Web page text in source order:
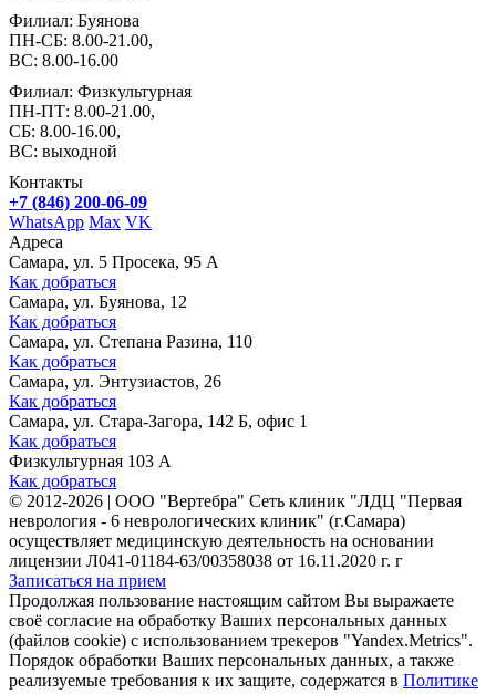
Филиал: Буянова
ПН-СБ: 8.00-21.00,
ВС: 8.00-16.00
Филиал: Физкультурная
ПН-ПТ: 8.00-21.00,
СБ: 8.00-16.00,
ВС: выходной
Контакты
+7 (846) 200-06-09
WhatsApp Max VK
Адреса
Самара, ул. 5 Просека, 95 А
Как добраться
Самара, ул. Буянова, 12
Как добраться
Самара, ул. Степана Разина, 110
Как добраться
Самара, ул. Энтузиастов, 26
Как добраться
Самара, ул. Стара-Загора, 142 Б, офис 1
Как добраться
Физкультурная 103 А
Как добраться
© 2012-2026 | ООО "Вертебра" Сеть клиник "ЛДЦ "Первая
неврология - 6 неврологических клиник" (г.Самара)
осуществляет медицинскую деятельность на основании
лицензии Л041-01184-63/00358038 от 16.11.2020 г. г
Записаться на прием
Продолжая пользование настоящим сайтом Вы выражаете
своё согласие на обработку Ваших персональных данных
(файлов cookie) с использованием трекеров "Yandex.Metrics".
Порядок обработки Ваших персональных данных, а также
реализуемые требования к их защите, содержатся в Политике